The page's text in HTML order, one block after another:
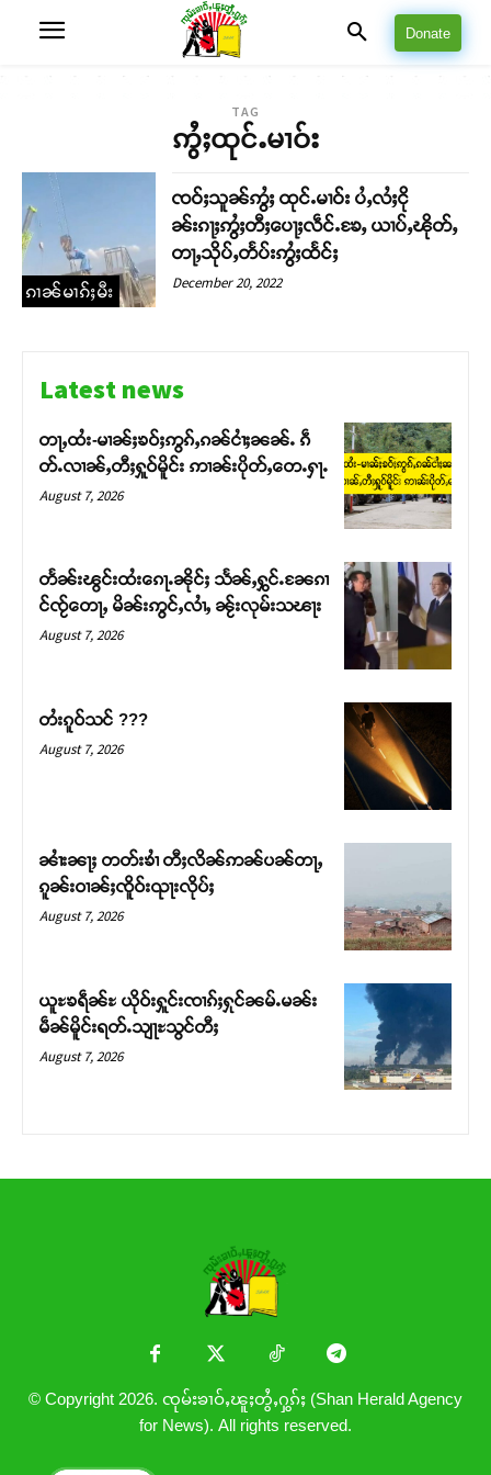
တႃႇႁႂ်ႈသဵင်ၵၢင်ၸႂ်ၵူၼ်းမိူင်း ၵူႈတီႈၵူႈလႅၼ်ပေႃးတေၸွ
တ်ႇ တူဝ်ႈလုမ်ႈၾႃႉၼၼ်ႉ ၶဝ်ႈႁူမ်ႈၵမ်ႉထႅမ် ၸုမ်းၶၢ
ဝ်ႇၽူႈတွႆႇႁွၵ်ႈ လႆႈယူႇၶႃႈဢေႃႈ။
Donate
TAG
ဢွႆႈထုင်ႉမၢဝ်း
ၵၢၼ်မၢၵ်ႈမီး
ၸဝ်ႈသူၼ်ဢွႆႈ ထုင်ႉမၢဝ်း ပႆႇလႆႈငို
ၼ်းၵႃႈဢွႆႈတီႈပေႃႈလဵင်ႉၶႄႇ ယၢပ်ႇၽိုတ်ႇ
တႃႇသိုပ်ႇတႅပ်းဢွႆႈထႅင်ႈ
December 20, 2022
Latest news
တႃႇထႆး-မၢၼ်ႈၶဝ်ႈဢွၵ်ႇၵၼ်ငၢႆႈၼၼ်ႉ ၵဵ
တ်ႉလၢၼ်ႇတီႈႁူဝ်မိူင်း ဢၢၼ်းပိုတ်ႇတေႉႁႃႉ
August 7, 2026
တႅၼ်းၽွင်းထႆးၵေႃႉၼိုင်ႈ သႅၼ်ႇႁွင်ႉၼႄၵၢ
င်ၸႂ်တေႃႇ မိၼ်းဢွင်ႇလၢႆႇ ၼႂ်းလုမ်းသၽႃး
August 7, 2026
တႆးၵူဝ်သင် ???
August 7, 2026
ၼၢႆးၼႃႈ တတ်းၶၢႆ တီႈလိၼ်ဢၼ်ပၼ်တႃႇ
ၵူၼ်းဝၢၼ်ႈၸိူဝ်းၺႃးလိုပ်ႈ
August 7, 2026
ယူႊၶရဵၼ်ႊ ယိုဝ်းႁူင်းၸၢၵ်ႈႁုင်ၼမ်ႉမၼ်း
မဵၼ်မိူင်းရတ်ႉသျႃႊသွင်တီႈ
August 7, 2026
© Copyright 2026. ၸုမ်းၶၢဝ်ႇၽူႈတွႆႇႁွၵ်ႈ (Shan Herald Agency
for News). All rights reserved.